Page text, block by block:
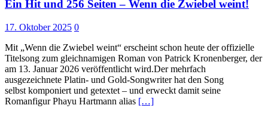
Ein Hit und 256 Seiten – Wenn die Zwiebel weint!
17. Oktober 2025 0
Mit „Wenn die Zwiebel weint“ erscheint schon heute der offizielle
Titelsong zum gleichnamigen Roman von Patrick Kronenberger, der
am 13. Januar 2026 veröffentlicht wird.Der mehrfach
ausgezeichnete Platin- und Gold-Songwriter hat den Song
selbst komponiert und getextet – und erweckt damit seine
Romanfigur Phayu Hartmann alias […]